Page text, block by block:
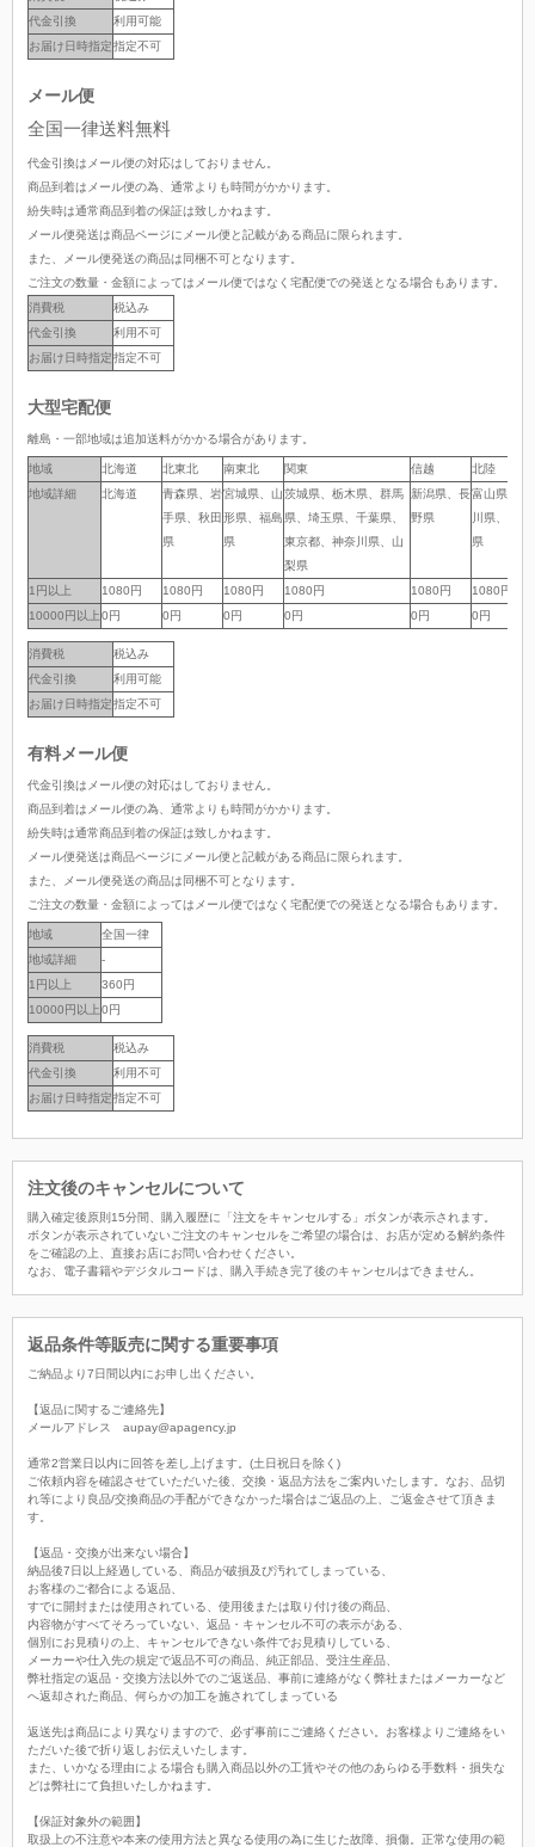
代金引換
利用可能
お届け日時指定指定不可
メール便
全国一律送料無料
代金引換はメール便の対応はしておりません。
商品到着はメール便の為、通常よりも時間がかかります。
紛失時は通常商品到着の保証は致しかねます。
メール便発送は商品ページにメール便と記載がある商品に限られます。
また、メール便発送の商品は同梱不可となります。
ご注文の数量・金額によってはメール便ではなく宅配便での発送となる場合もあります。
消費税
税込み
代金引換
利用不可
お届け日時指定指定不可
大型宅配便
離島・一部地域は追加送料がかかる場合があります。
地域 北海道 北東北 南東北 関東 信越 北陸
地域詳細
北海道
青森県、岩
手県、秋田
県
宮城県、山
形県、福島
県
茨城県、栃木県、群馬
県、埼玉県、千葉県、
東京都、神奈川県、山
梨県
新潟県、長
野県
富山県、石
川県、福井
県
1円以上 1080円 1080円 1080円 1080円 1080円 1080円
10000円以上0円 0円 0円 0円 0円 0円
地域
地域詳細
1円以上
10000円以上
消費税
税込み
代金引換
利用可能
お届け日時指定指定不可
有料メール便
代金引換はメール便の対応はしておりません。
商品到着はメール便の為、通常よりも時間がかかります。
紛失時は通常商品到着の保証は致しかねます。
メール便発送は商品ページにメール便と記載がある商品に限られます。
また、メール便発送の商品は同梱不可となります。
ご注文の数量・金額によってはメール便ではなく宅配便での発送となる場合もあります。
地域
全国一律
地域詳細
-
1円以上
360円
10000円以上0円
消費税
税込み
代金引換
利用不可
お届け日時指定指定不可
注文後のキャンセルについて
購入確定後原則15分間、購入履歴に「注文をキャンセルする」ボタンが表示されます。
ボタンが表示されていないご注文のキャンセルをご希望の場合は、お店が定める解約条件
をご確認の上、直接お店にお問い合わせください。
なお、電子書籍やデジタルコードは、購入手続き完了後のキャンセルはできません。
返品条件等販売に関する重要事項
ご納品より7日間以内にお申し出ください。
【返品に関するご連絡先】
メールアドレス aupay@apagency.jp
通常2営業日以内に回答を差し上げます。(土日祝日を除く)
ご依頼内容を確認させていただいた後、交換・返品方法をご案内いたします。なお、品切
れ等により良品/交換商品の手配ができなかった場合はご返品の上、ご返金させて頂きま
す。
【返品・交換が出来ない場合】
納品後7日以上経過している、商品が破損及び汚れてしまっている、
お客様のご都合による返品、
すでに開封または使用されている、使用後または取り付け後の商品、
内容物がすべてそろっていない、返品・キャンセル不可の表示がある、
個別にお見積りの上、キャンセルできない条件でお見積りしている、
メーカーや仕入先の規定で返品不可の商品、純正部品、受注生産品、
弊社指定の返品・交換方法以外でのご返送品、事前に連絡がなく弊社またはメーカーなど
へ返却された商品、何らかの加工を施されてしまっている
返送先は商品により異なりますので、必ず事前にご連絡ください。お客様よりご連絡をい
ただいた後で折り返しお伝えいたします。
また、いかなる理由による場合も購入商品以外の工賃やその他のあらゆる手数料・損失な
どは弊社にて負担いたしかねます。
【保証対象外の範囲】
取扱上の不注意や本来の使用方法と異なる使用の為に生じた故障、損傷。正常な使用の範